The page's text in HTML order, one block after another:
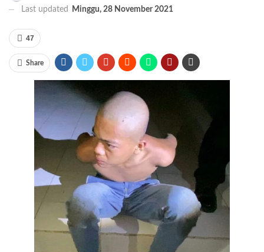
Last updated
Minggu, 28 November 2021
47
Share